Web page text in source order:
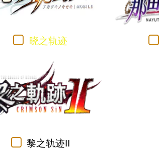
晓之轨迹
黎之轨迹II